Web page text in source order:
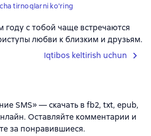
tirnoqlarni ko'ring
году с тобой чаще встречаются
любви к близким и друзьям.
Iqtibos keltirish uchun
SMS» — скачать в fb2, txt, epub,
Оставляйте комментарии и
за понравившиеся.